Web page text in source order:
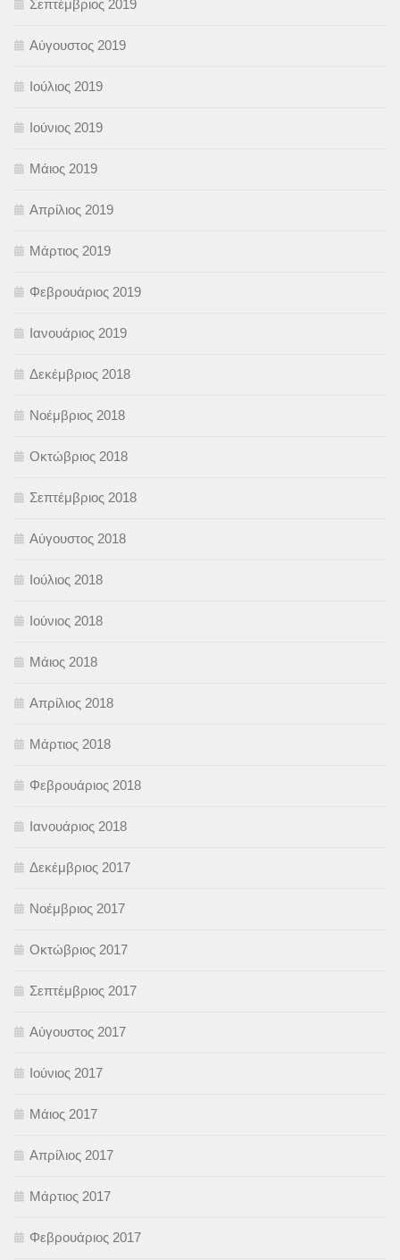
Σεπτέμβριος 2019
Αύγουστος 2019
Ιούλιος 2019
Ιούνιος 2019
Μάιος 2019
Απρίλιος 2019
Μάρτιος 2019
Φεβρουάριος 2019
Ιανουάριος 2019
Δεκέμβριος 2018
Νοέμβριος 2018
Οκτώβριος 2018
Σεπτέμβριος 2018
Αύγουστος 2018
Ιούλιος 2018
Ιούνιος 2018
Μάιος 2018
Απρίλιος 2018
Μάρτιος 2018
Φεβρουάριος 2018
Ιανουάριος 2018
Δεκέμβριος 2017
Νοέμβριος 2017
Οκτώβριος 2017
Σεπτέμβριος 2017
Αύγουστος 2017
Ιούνιος 2017
Μάιος 2017
Απρίλιος 2017
Μάρτιος 2017
Φεβρουάριος 2017